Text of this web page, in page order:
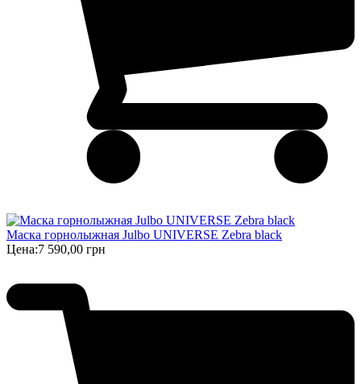
Маска горнолыжная Julbo UNIVERSE Zebra black
Цена:7 590,00 грн